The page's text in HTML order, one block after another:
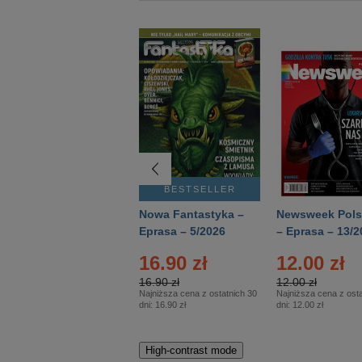
BESTSELLER
Nowa Fantastyka –
Eprasa – 5/2026
16.90 zł
16.90 zł
Najniższa cena z ostatnich 30
dni: 16.90 zł
Newsweek
– Eprasa – 13/
12.00 zł
12.00 zł
Najniższa cena z
dni: 12.00 zł
High-contrast mode